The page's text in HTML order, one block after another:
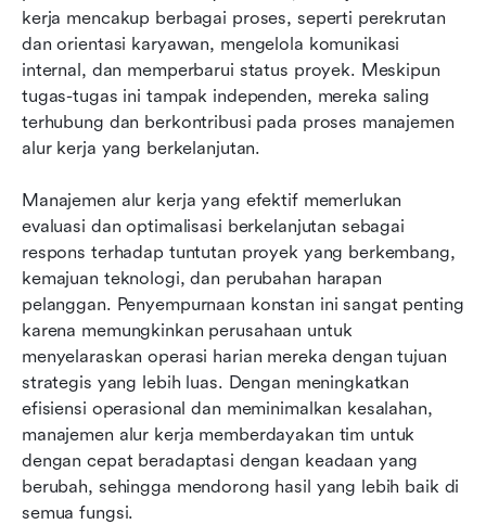
kerja mencakup berbagai proses, seperti perekrutan
dan orientasi karyawan, mengelola komunikasi
internal, dan memperbarui status proyek. Meskipun
tugas-tugas ini tampak independen, mereka saling
terhubung dan berkontribusi pada proses manajemen
alur kerja yang berkelanjutan.
Manajemen alur kerja yang efektif memerlukan
evaluasi dan optimalisasi berkelanjutan sebagai
respons terhadap tuntutan proyek yang berkembang,
kemajuan teknologi, dan perubahan harapan
pelanggan. Penyempurnaan konstan ini sangat penting
karena memungkinkan perusahaan untuk
menyelaraskan operasi harian mereka dengan tujuan
strategis yang lebih luas. Dengan meningkatkan
efisiensi operasional dan meminimalkan kesalahan,
manajemen alur kerja memberdayakan tim untuk
dengan cepat beradaptasi dengan keadaan yang
berubah, sehingga mendorong hasil yang lebih baik di
semua fungsi.